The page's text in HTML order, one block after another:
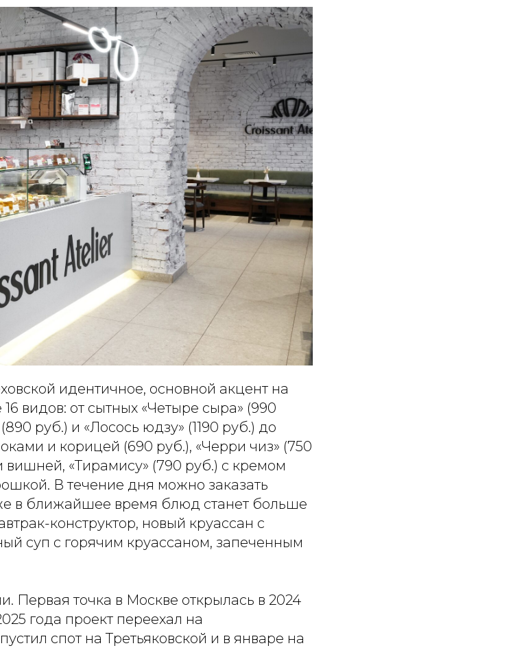
идентичное, основной акцент на
видов: от сытных «Четыре сыра» (990
руб.) и «Лосось юдзу» (1190 руб.) до
и корицей (690 руб.), «Черри чиз» (750
«Тирамису» (790 руб.) с кремом
В течение дня можно заказать
в ближайшее время блюд станет больше
конструктор, новый круассан с
суп с горячим круассаном, запеченным
Первая точка в Москве открылась в 2024
года проект переехал на
спот на Третьяковской и в январе на